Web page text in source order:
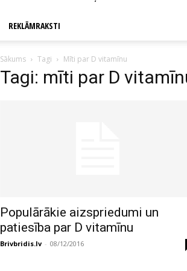
REKLĀMRAKSTI
Sākums Tagi Mīti par D vitamīnu
Tagi: mīti par D
Populārākie aizspriedumi un
patiesība par D vitamīnu
Brivbridis.lv - 08/12/2016